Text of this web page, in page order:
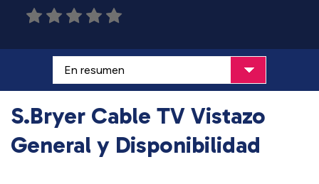
S.Bryer Cable TV Vistazo
General y Disponibilidad